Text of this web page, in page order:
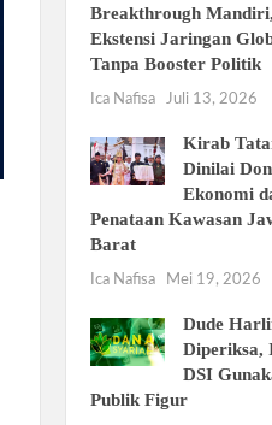
Breakthrough
Ekstensi Jaringan
Tanpa Booster Politik
Ica Nafisa Juli 13, 2026
Kirab
Dinilai
Ekonomi
Penataan Kawasan
Barat
Ica Nafisa Mei 19, 2026
Dude
Diperiksa,
DSI
Publik Figur